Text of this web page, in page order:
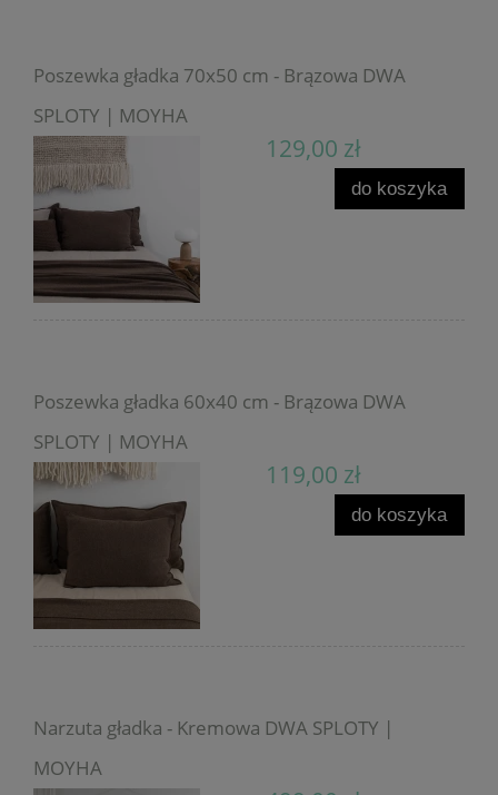
Poszewka gładka 70x50 cm - Brązowa DWA
SPLOTY | MOYHA
129,00 zł
do koszyka
Poszewka gładka 60x40 cm - Brązowa DWA
SPLOTY | MOYHA
119,00 zł
do koszyka
Narzuta gładka - Kremowa DWA SPLOTY |
MOYHA